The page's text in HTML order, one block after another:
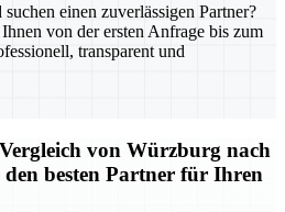
einen zuverlässigen Partner?
von der ersten Anfrage bis zum
transparent und
von Würzburg nach
besten Partner für Ihren